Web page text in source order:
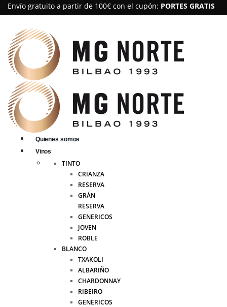
Envío gratuito a partir de 100€ con el cupón: PORTES GRATIS
Quienes somos
Vinos
TINTO
CRIANZA
RESERVA
GRÁN
RESERVA
GENERICOS
JOVEN
ROBLE
BLANCO
TXAKOLI
ALBARIÑO
CHARDONNAY
RIBEIRO
GENERICOS